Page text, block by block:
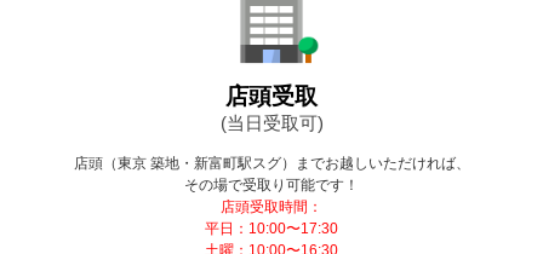
店頭受取
(当日受取可)
店頭（東京 築地・新富町駅スグ）までお越しいただければ、
その場で受取り可能です！
店頭受取時間：
平日：10:00〜17:30
土曜：10:00〜16:30